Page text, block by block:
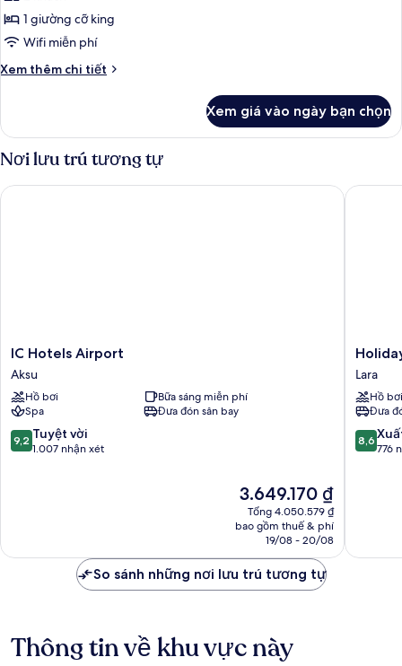
1 giường cỡ king
Wifi miễn phí
Xem thêm chi tiết
Chi
Super
King
Room
Xem giá vào ngày bạn chọn
Nơi lưu trú tương tự
IC
Hotels
Airport
Aksu
IC Hotels Airport
Aksu
Hồ bơi
Bữa sáng miễn phí
Spa
Đưa đón sân bay
9.2
trên
9,2 Tuyệt vời
1.007 nhận xét
Giá
hiện
tại
3.649.170 ₫
3.649.170 ₫
Tổng 4.050.579 ₫
bao gồm thuế & phí
19/08 - 20/08
IC Hotels Airport
Holiday
Inn
Antalya
-
Lara
by
IHG
Lara
Hồ bơi
Đưa
8.6
trên
8,6
776
Holiday
So sánh những nơi lưu trú tương tự
Thông tin về khu vực này